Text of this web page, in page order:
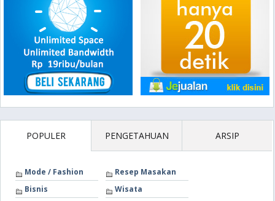
POPULER PENGETAHUAN ARSIP
Mode / Fashion
Resep Masakan
Bisnis
Wisata